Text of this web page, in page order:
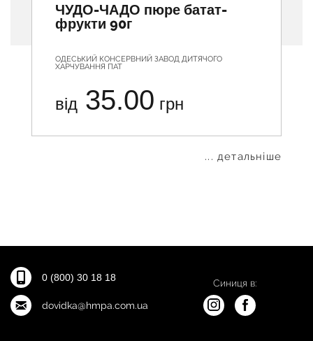
ЧУДО-ЧАДО пюре батат-
фрукти 90г
ОДЕСЬКИЙ КОНСЕРВНИЙ ЗАВОД ДИТЯЧОГО
ХАРЧУВАННЯ ПАТ
від 35.00 грн
... детальніше
0 (800) 30 18 18
dovidka@hmpa.com.ua
Синиця в: